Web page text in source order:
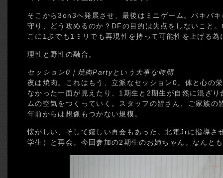
そこから3on3へ発展させ、最後はミニゲーム。バキバ
守り、どう攻めるのか？DFの目的は失点をしないこと
こに1歩でも1ミリでも再現性を持って可能性を上げる為
理性と野性の融合。
セッション0｜焼肉Partyという大事な時間
夜は焼肉。これはもう、立派なセッション0。体と心の
なかった一面が見えたり、1期生と2期生が自然に混ざ
ムの空気をつくっていく。スタッフの皆さん、ご家族
年前からは想像もつかない規模。
懐かしい、そして嬉しい再会もあった。北電Jrに指導さ
学生）と再会。今回参加の2期生のお姉ちゃん。なんと